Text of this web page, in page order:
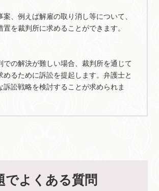
案、例えば解雇の取り消し等について、
置を裁判所に求めることができます。
での解決が難しい場合、裁判所を通じて
めるために訴訟を提起します。弁護士と
訴訟戦略を検討することが求められま
でよくある質問